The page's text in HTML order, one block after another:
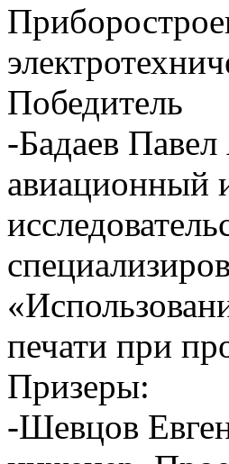
Победитель
-Бадаев
авиационный
печати при
Призеры:
-Шевцов